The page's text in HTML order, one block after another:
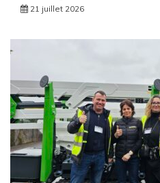
21 juillet 2026